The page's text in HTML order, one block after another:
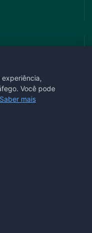
CEP: 78.280-000 -
experiência,
Você pode
Saber mais